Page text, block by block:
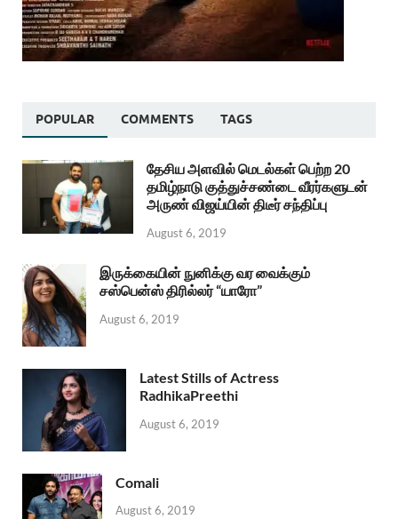
POPULAR COMMENTS TAGS
தேசிய அளவில் மெடல்கள் பெற்ற 20
தமிழ்நாடு குத்துச்சண்டை வீரர்களுடன்
அருண் விஜய்யின் திடீர் சந்திப்பு
August 6, 2019
இருக்கையின் நுனிக்கு வர வைக்கும்
சஸ்பென்ஸ் திரில்லர் “யாரோ”
August 6, 2019
Latest Stills of Actress
RadhikaPreethi
August 6, 2019
Comali
August 6, 2019